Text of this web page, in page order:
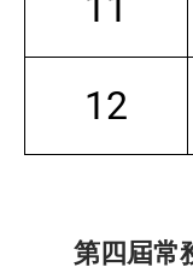
12
第四屆